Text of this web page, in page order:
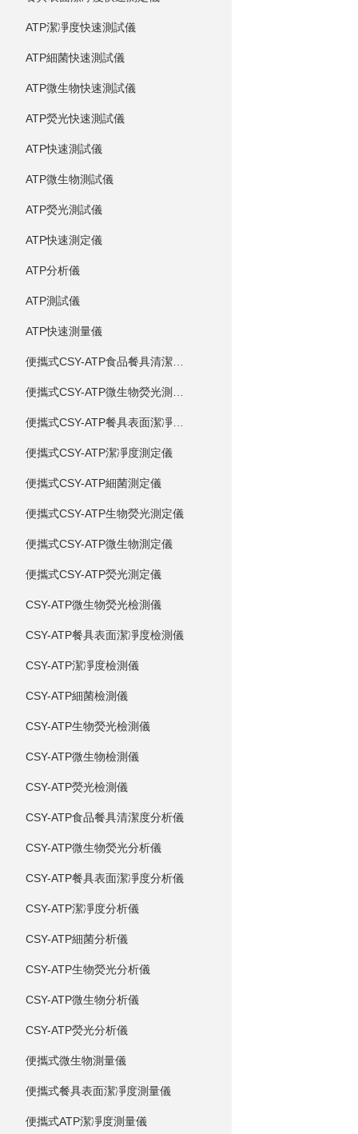
ATP潔凈度快速測試儀
ATP細菌快速測試儀
ATP微生物快速測試儀
ATP熒光快速測試儀
ATP快速測試儀
ATP微生物測試儀
ATP熒光測試儀
ATP快速測定儀
ATP分析儀
ATP測試儀
ATP快速測量儀
便攜式CSY-ATP潔凈度測定儀
便攜式CSY-ATP細菌測定儀
便攜式CSY-ATP生物熒光測定儀
便攜式CSY-ATP微生物測定儀
便攜式CSY-ATP熒光測定儀
CSY-ATP微生物熒光檢測儀
CSY-ATP餐具表面潔凈度檢測儀
CSY-ATP潔凈度檢測儀
CSY-ATP細菌檢測儀
CSY-ATP生物熒光檢測儀
CSY-ATP微生物檢測儀
CSY-ATP熒光檢測儀
CSY-ATP食品餐具清潔度分析儀
CSY-ATP微生物熒光分析儀
CSY-ATP餐具表面潔凈度分析儀
CSY-ATP潔凈度分析儀
CSY-ATP細菌分析儀
CSY-ATP生物熒光分析儀
CSY-ATP微生物分析儀
CSY-ATP熒光分析儀
便攜式微生物測量儀
便攜式餐具表面潔凈度測量儀
便攜式ATP潔凈度測量儀